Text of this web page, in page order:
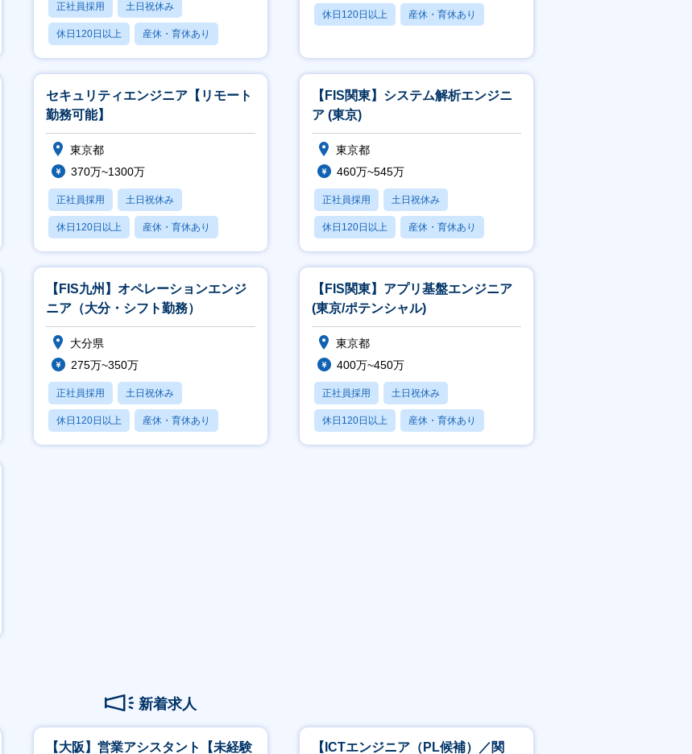
正社員採用 土日祝休み
休日120日以上 産休・育休あり
賞与あり
休日120日以上 産休・育休あり
セキュリティエンジニア【リモート
勤務可能】
東京都
370万~1300万
正社員採用 土日祝休み
休日120日以上 産休・育休あり
賞与あり
【FIS関東】システム解析エンジニ
ア (東京)
東京都
460万~545万
正社員採用 土日祝休み
休日120日以上 産休・育休あり
賞与あり
【FIS九州】オペレーションエンジ
ニア（大分・シフト勤務）
大分県
275万~350万
正社員採用 土日祝休み
休日120日以上 産休・育休あり
賞与あり
【FIS関東】アプリ基盤エンジニア
(東京/ポテンシャル)
東京都
400万~450万
正社員採用 土日祝休み
休日120日以上 産休・育休あり
賞与あり
新着求人
【大阪】営業アシスタント【未経験 【ICTエンジニア（PL候補）／関